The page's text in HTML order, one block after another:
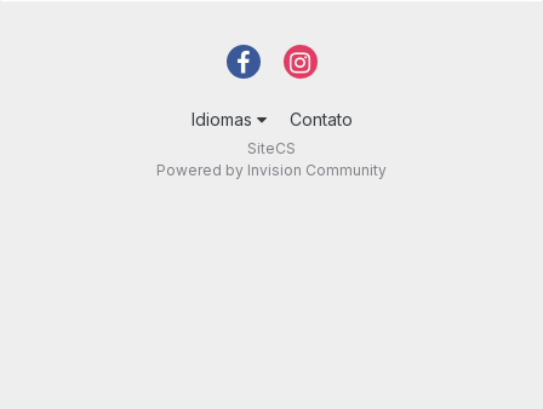
Idiomas Contato
SiteCS
Powered by Invision Community